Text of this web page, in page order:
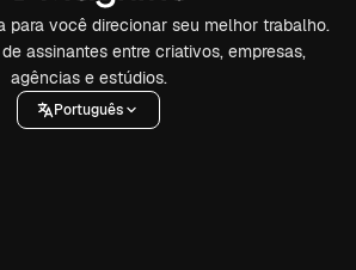
para você direcionar seu melhor trabalho.
assinantes entre criativos, empresas,
agências e estúdios.
Português